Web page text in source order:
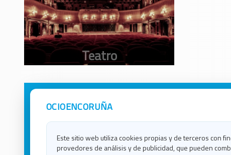
OCIOENCORUÑA
Este sitio web utiliza cookies propias y de terceros con
provedores de análisis y de publicidad, que pueden
Avisos Legales
Política de Cookies
Ocio en